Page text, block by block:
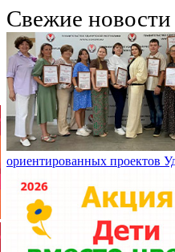
Свежие
ориентированных проектов